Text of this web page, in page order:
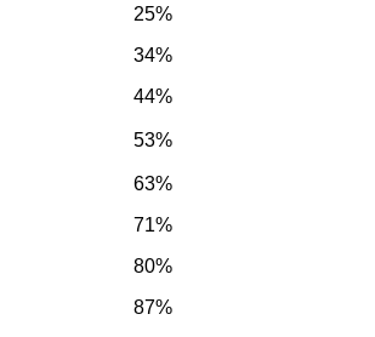
25%
34%
44%
53%
63%
71%
80%
87%